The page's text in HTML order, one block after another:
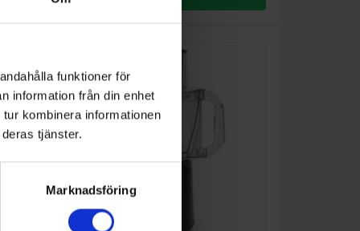
funktioner för
information från din enhet
kombinera informationen
tjänster.
Marknadsföring